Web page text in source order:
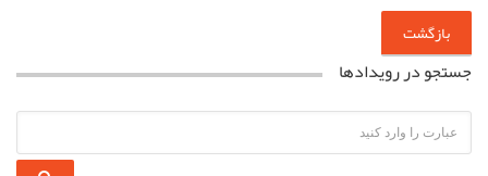
بازگشت
جستجو در رویدادها